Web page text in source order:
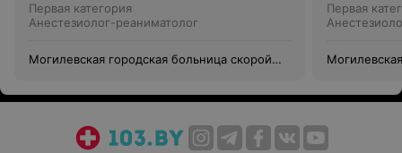
Первая категория
Анестезиолог-реаниматолог
Могилевская городская больница скорой
Первая